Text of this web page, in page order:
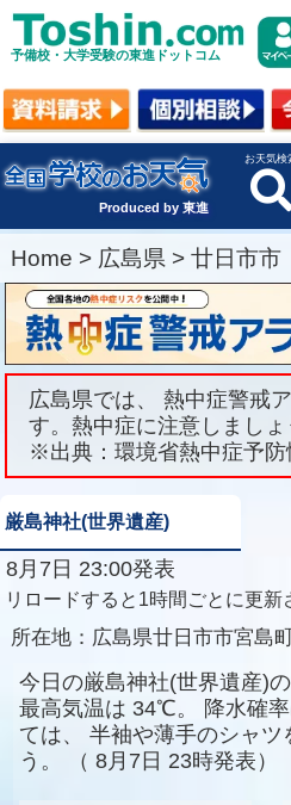
予備校・大学受験の東進ドットコム
Produced by 東進
お天気検
Home > 広島県 > 廿日市市
広島県では、 熱中症警戒
す。熱中症に注意しましょ
※出典：環境省熱中症予防
厳島神社(世界遺産)
8月7日 23:00発表
リロードすると1時間ごとに更新
所在地： 広島県廿日市市宮島
今日の厳島神社(世界遺産)
最高気温は 34℃。 降水確
ては、
半袖や薄手のシャツ
う。
（ 8月7日 23時発表）